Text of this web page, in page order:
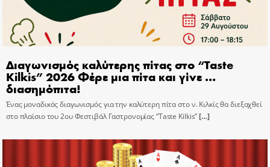
Διαγωνισμός καλύτερης πίτας στο “Taste
Kilkis” 2026 Φέρε μια πίτα και γίνε …
διασημόπιτα!
Ένας μοναδικός διαγωνισμός για την καλύτερη πίτα στο ν. Κιλκίς θα διεξαχθεί
στο πλαίσιο του 2ου Φεστιβάλ Γαστρονομίας “Taste Kilkis”[…]